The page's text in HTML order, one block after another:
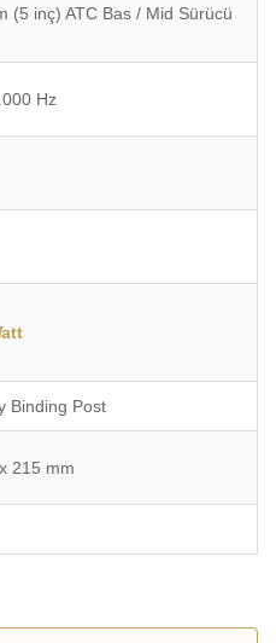
(5 inç) ATC Bas / Mid Sürücü
Hz
Binding Post
215 mm